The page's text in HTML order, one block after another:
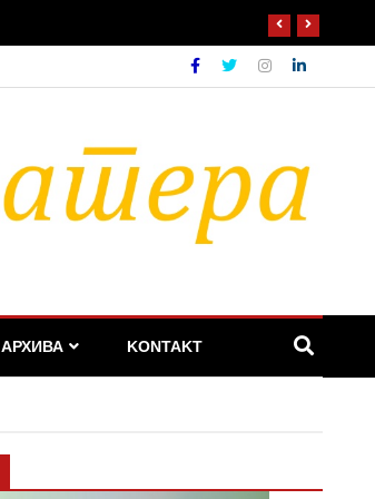
АРХИВА KONTAKT